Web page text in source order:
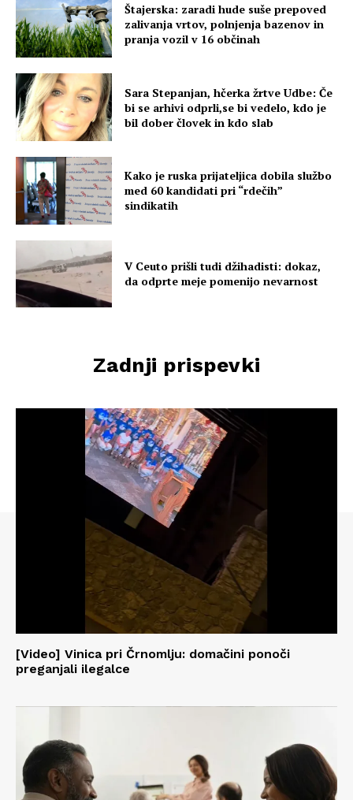
Štajerska: zaradi hude suše prepoved
zalivanja vrtov, polnjenja bazenov in
pranja vozil v 16 občinah
Sara Stepanjan, hčerka žrtve Udbe: Če
bi se arhivi odprli,se bi vedelo, kdo je
bil dober človek in kdo slab
Kako je ruska prijateljica dobila službo
med 60 kandidati pri “rdečih”
sindikatih
V Ceuto prišli tudi džihadisti: dokaz,
da odprte meje pomenijo nevarnost
Zadnji prispevki
[Video] Vinica pri Črnomlju: domačini ponoči
preganjali ilegalce